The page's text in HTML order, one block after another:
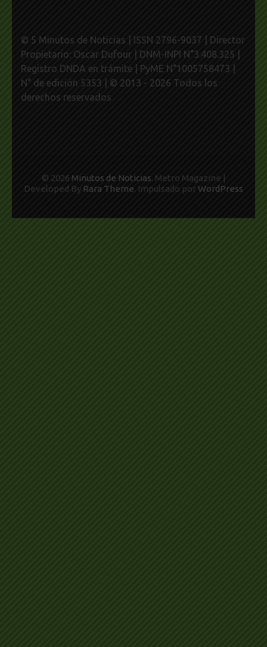
© 5 Minutos de Noticias | ISSN 2796-9037 | Director
Propietario: Oscar Dufour | DNM-INPI N°3.408.325 |
Registro DNDA en trámite | PyME N°1005758473 |
N° de edición 5353 | © 2013 - 2026 Todos los
derechos reservados
© 2026 Minutos de Noticias. Metro Magazine |
Developed By Rara Theme. Impulsado por WordPress